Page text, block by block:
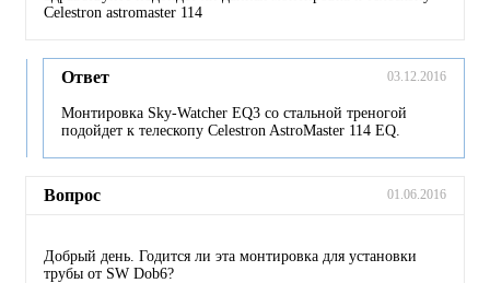
Celestron astromaster 114
Ответ 03.12.2016
Монтировка Sky-Watcher EQ3 со стальной треногой
подойдет к телескопу Celestron AstroMaster 114 EQ.
Вопрос 01.06.2016
Добрый день. Годится ли эта монтировка для установки
трубы от SW Dob6?